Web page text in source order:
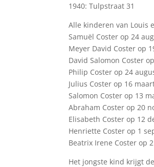
1940: Tulpstraat 31
Alle kinderen van Louis
Samuël Coster op 24
Meyer David Coster op
David Salomon Coster
Philip Coster op 24
Julius Coster op 16
Salomon Coster op 13
Abraham Coster op 20
Elisabeth Coster op 12
Henriette Coster op 1
Beatrix Irene Coster op
Het jongste kind krijgt